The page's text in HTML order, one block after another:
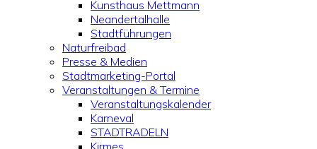
Kunsthaus Mettmann
Neandertalhalle
Stadtführungen
Naturfreibad
Presse & Medien
Stadtmarketing-Portal
Veranstaltungen & Termine
Veranstaltungskalender
Karneval
STADTRADELN
Kirmes